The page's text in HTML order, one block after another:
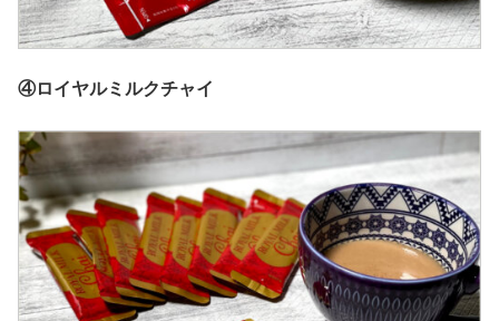
④ロイヤルミルクチャイ